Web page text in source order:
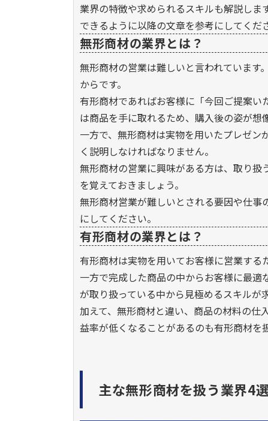
業界の特徴や求められるスキルも解説し
できるように以降の文章を参考にしてくだ
無形商材の業界とは？
無形商材の営業は難しいと言われています
からです。
有形商材であればお客様に「今回ご提案
は商品を手に取れるため、購入後の姿が想
一方で、無形商材は実物を用いたプレゼ
く説明しなければなりません。
無形商材の営業に興味がある方は、取り
を覚えておきましょう。
無形商材営業が難しいとされる要因や仕
にしてください。
有形商材の業界とは？
有形商材は実物を用いてお客様に営業する
一方で完成した商品の中からお客様に最
が取り扱っている中から見極めるスキルが
加えて、無形商材と違い、商品の材料の仕
益率が低くなることがあるのも有形商材を
主な無形商材を扱う業界4選